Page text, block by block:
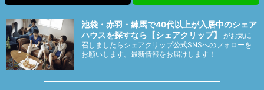
池袋・赤羽・練馬で40代以上が入居中のシェア
ハウスを探すなら【シェアクリップ】
がお気に
召しましたらシェアクリップ公式SNSへのフォローを
お願いします。最新情報をお届けします！